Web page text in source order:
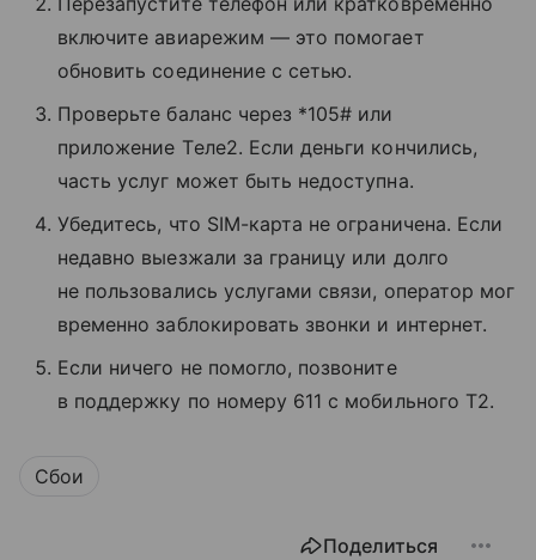
включите авиарежим — это помогает
обновить соединение с сетью.
Проверьте баланс через *105# или
приложение Tеле2. Если деньги кончились,
часть услуг может быть недоступна.
Убедитесь, что SIM-карта не ограничена. Если
недавно выезжали за границу или долго
не пользовались услугами связи, оператор мог
временно заблокировать звонки и интернет.
Если ничего не помогло, позвоните
в поддержку по номеру 611 с мобильного T2.
Сбои
Поделиться